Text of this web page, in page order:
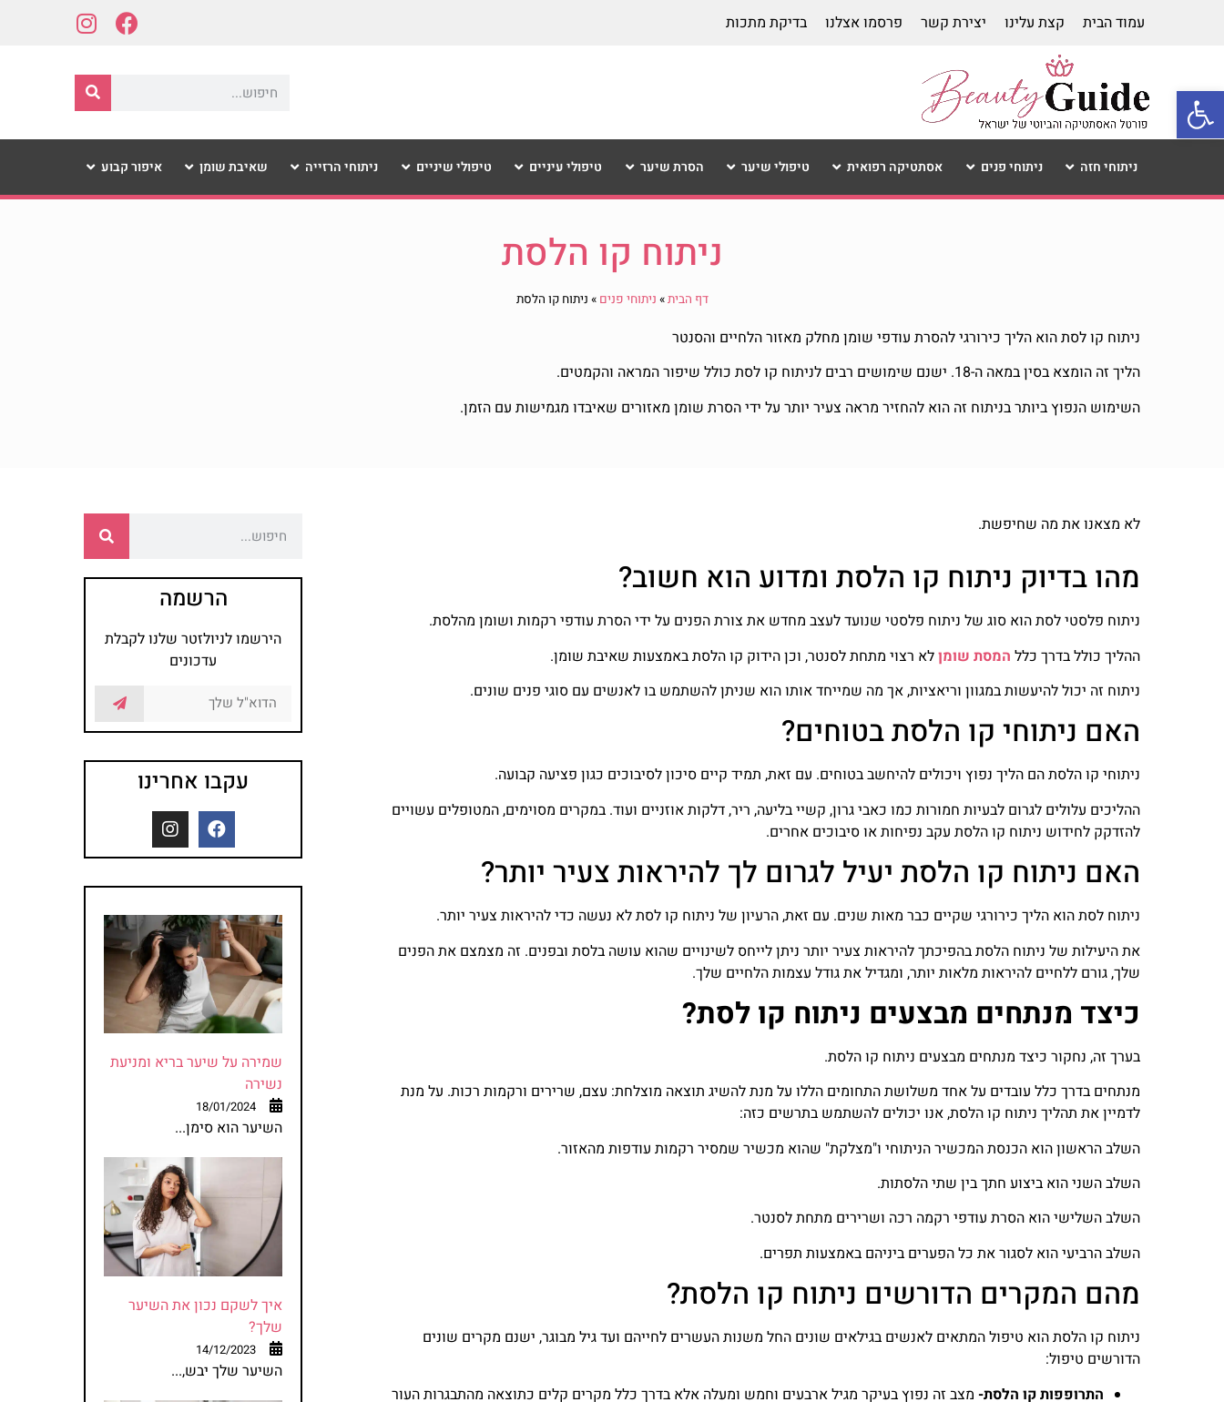
עמוד הבית קצת עלינו יצירת קשר פרסמו אצלנו בדיקת מתכות
ניתוחי חזה ניתוחי פנים אסתטיקה רפואית טיפולי שיער הסרת שיער טיפולי עיניים טיפולי שיניים ניתוחי הרזייה שאיבת שומן איפור קבוע
ניתוח קו הלסת
דף הבית» ניתוחי פנים » ניתוח קו הלסת
ניתוח קו לסת הוא הליך כירורגי להסרת עודפי שומן מחלק מאזור הלחיים והסנטר
הליך זה הומצא בסין במאה ה-18. ישנם שימושים רבים לניתוח קו לסת כולל שיפור המראה והקמטים.
השימוש הנפוץ ביותר בניתוח זה הוא להחזיר מראה צעיר יותר על ידי הסרת שומן מאזורים שאיבדו מגמישות עם הזמן.
לא מצאנו את מה שחיפשת.
מהו בדיוק ניתוח קו הלסת ומדוע הוא חשוב?
ניתוח פלסטי לסת הוא סוג של ניתוח פלסטי שנועד לעצב מחדש את צורת הפנים על ידי הסרת עודפי רקמות ושומן מהלסת.
ההליך כולל בדרך כלל המסת שומןלא רצוי מתחת לסנטר, וכן הידוק קו הלסת באמצעות שאיבת שומן.
ניתוח זה יכול להיעשות במגוון וריאציות, אך מה שמייחד אותו הוא שניתן להשתמש בו לאנשים עם סוגי פנים שונים.
האם ניתוחי קו הלסת בטוחים?
ניתוחי קו הלסת הם הליך נפוץ ויכולים להיחשב בטוחים. עם זאת, תמיד קיים סיכון לסיבוכים כגון פציעה קבועה.
ההליכים עלולים לגרום לבעיות חמורות כמו כאבי גרון, קשיי בליעה, ריר, דלקות אוזניים ועוד. במקרים מסוימים, המטופלים עשויים
להזדקק לחידוש ניתוח קו הלסת עקב נפיחות או סיבוכים אחרים.
האם ניתוח קו הלסת יעיל לגרום לך להיראות צעיר יותר?
ניתוח לסת הוא הליך כירורגי שקיים כבר מאות שנים. עם זאת, הרעיון של ניתוח קו לסת לא נעשה כדי להיראות צעיר יותר.
את היעילות של ניתוח הלסת בהפיכתך להיראות צעיר יותר ניתן לייחס לשינויים שהוא עושה בלסת ובפנים. זה מצמצם את הפנים
שלך, גורם ללחיים להיראות מלאות יותר, ומגדיל את גודל עצמות הלחיים שלך.
כיצד מנתחים מבצעים ניתוח קו לסת?
בערך זה, נחקור כיצד מנתחים מבצעים ניתוח קו הלסת.
מנתחים בדרך כלל עובדים על אחד משלושת התחומים הללו על מנת להשיג תוצאה מוצלחת: עצם, שרירים ורקמות רכות. על מנת
לדמיין את תהליך ניתוח קו הלסת, אנו יכולים להשתמש בתרשים כזה:
השלב הראשון הוא הכנסת המכשיר הניתוחי ו"מצלקת" שהוא מכשיר שמסיר רקמות עודפות מהאזור.
השלב השני הוא ביצוע חתך בין שתי הלסתות.
השלב השלישי הוא הסרת עודפי רקמה רכה ושרירים מתחת לסנטר.
השלב הרביעי הוא לסגור את כל הפערים ביניהם באמצעות תפרים.
מהם המקרים הדורשים ניתוח קו הלסת?
ניתוח קו הלסת הוא טיפול המתאים לאנשים בגילאים שונים החל משנות העשרים לחייהם ועד גיל מבוגר, ישנם מקרים שונים
הדורשים טיפול:
התרופפות קו הלסת- מצב זה נפוץ בעיקר מגיל ארבעים וחמש ומעלה אלא בדרך כלל מקרים קלים כתוצאה מהתבגרות העור
הרשמה
הירשמו לניולזטר שלנו לקבלת
עדכונים
עקבו אחרינו
שמירה על שיער בריא ומניעת
נשירה
18/01/2024
השיער הוא סימן...
איך לשקם נכון את השיער
שלך?
14/12/2023
השיער שלך יבש,...
פתח סרגל נגישות